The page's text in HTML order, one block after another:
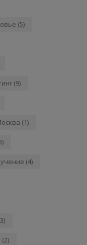
(5)
(9)
(1)
(4)
(2)